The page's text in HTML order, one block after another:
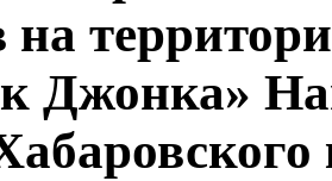
Джонка»